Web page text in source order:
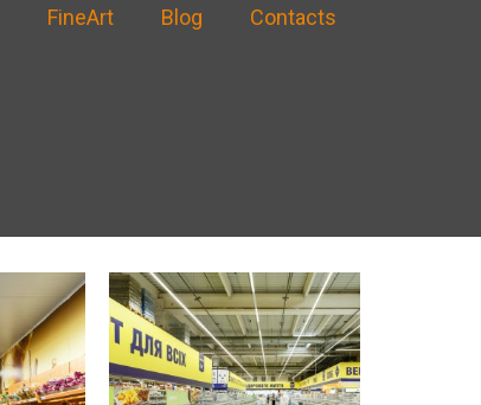
FineArt Blog Contacts